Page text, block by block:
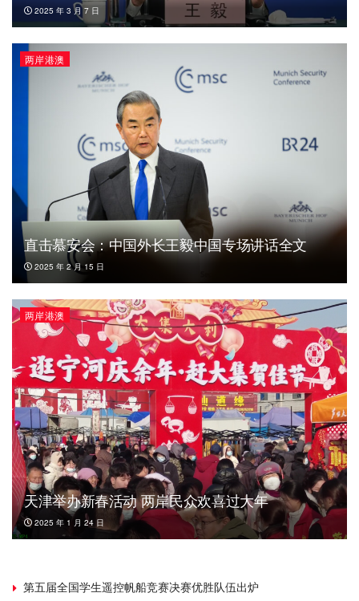
2025 年 3 月 7 日
两岸港澳
直击慕安会：中国外长王毅中国专场讲话全文
2025 年 2 月 15 日
两岸港澳
天津举办新春活动 两岸民众欢喜过大年
2025 年 1 月 24 日
第五届全国学生遥控帆船竞赛决赛优胜队伍出炉